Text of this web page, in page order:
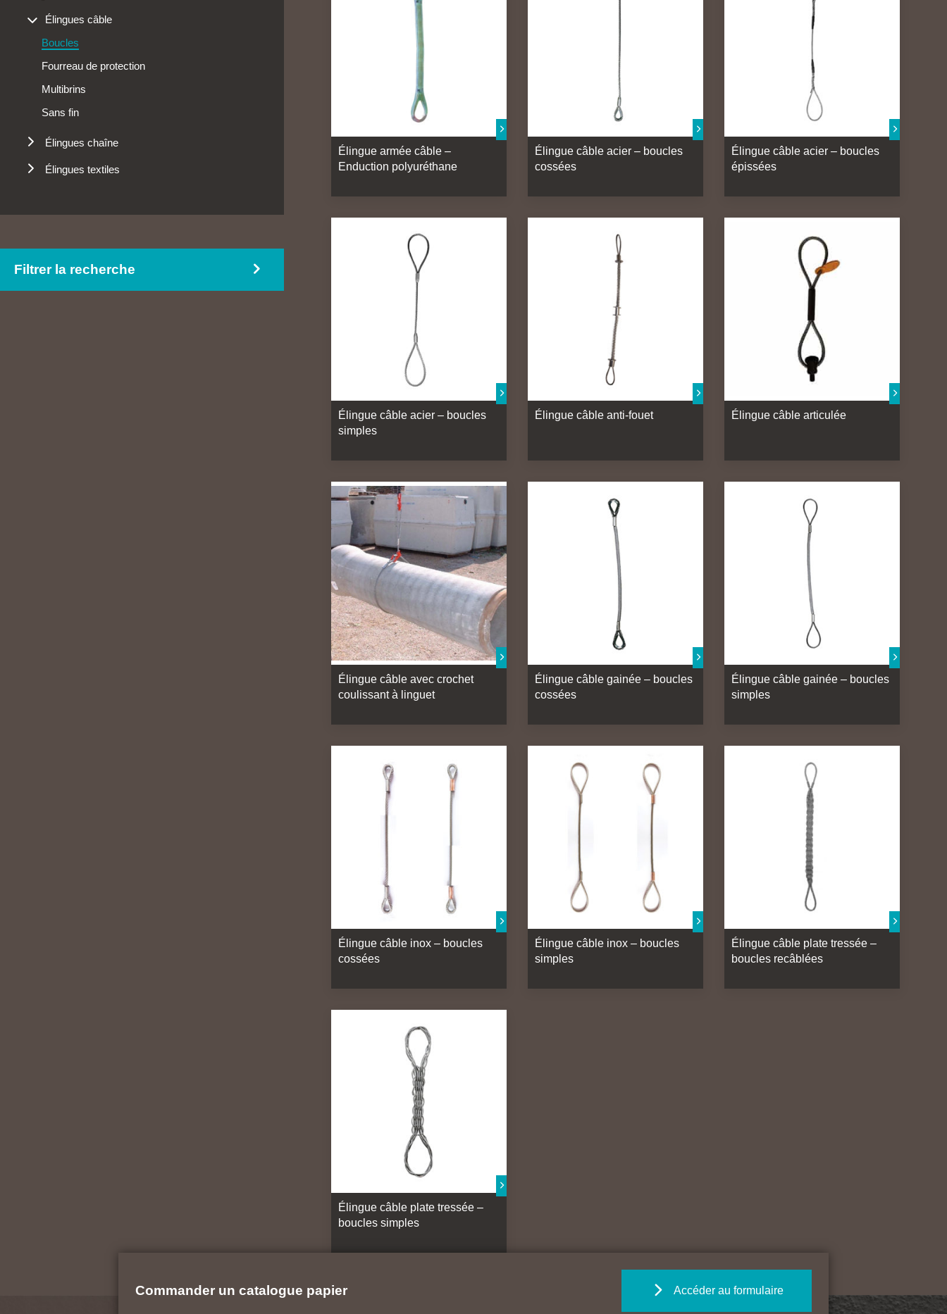
Élingues câble
Boucles
Fourreau de protection
Multibrins
Sans fin
Élingues chaîne
Chaînes à rouleaux
Un brin
Élingues textiles
Élingue ronde
Protections
Filtrer la recherche
Élingue armée câble –
Enduction polyuréthane
Élingue câble acier – boucles
cossées
Élingue câble acier – boucles
épissées
Élingue câble acier – boucles
simples
Élingue câble anti-fouet Élingue câble articulée
Élingue câble avec crochet
coulissant à linguet
Élingue câble gainée – boucles
cossées
Élingue câble gainée – boucles
simples
Élingue câble inox – boucles
cossées
Élingue câble inox – boucles
simples
Élingue câble plate tressée –
boucles recâblées
Élingue câble plate tressée –
boucles simples
Commander un catalogue papier Accéder au formulaire